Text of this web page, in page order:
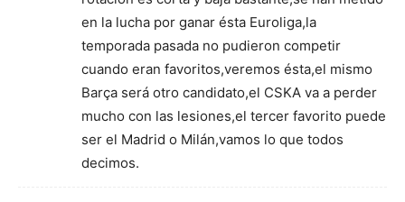
en la lucha por ganar ésta Euroliga,la
temporada pasada no pudieron competir
cuando eran favoritos,veremos ésta,el mismo
Barça será otro candidato,el CSKA va a perder
mucho con las lesiones,el tercer favorito puede
ser el Madrid o Milán,vamos lo que todos
decimos.